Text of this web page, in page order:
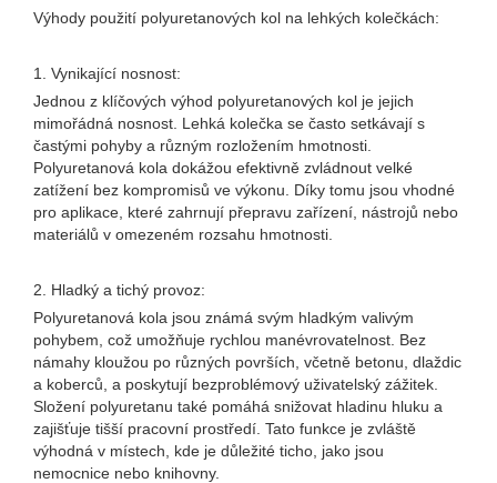
Výhody použití polyuretanových kol na lehkých kolečkách:
1. Vynikající nosnost:
Jednou z klíčových výhod polyuretanových kol je jejich
mimořádná nosnost. Lehká kolečka se často setkávají s
častými pohyby a různým rozložením hmotnosti.
Polyuretanová kola dokážou efektivně zvládnout velké
zatížení bez kompromisů ve výkonu. Díky tomu jsou vhodné
pro aplikace, které zahrnují přepravu zařízení, nástrojů nebo
materiálů v omezeném rozsahu hmotnosti.
2. Hladký a tichý provoz:
Polyuretanová kola jsou známá svým hladkým valivým
pohybem, což umožňuje rychlou manévrovatelnost. Bez
námahy kloužou po různých površích, včetně betonu, dlaždic
a koberců, a poskytují bezproblémový uživatelský zážitek.
Složení polyuretanu také pomáhá snižovat hladinu hluku a
zajišťuje tišší pracovní prostředí. Tato funkce je zvláště
výhodná v místech, kde je důležité ticho, jako jsou
nemocnice nebo knihovny.